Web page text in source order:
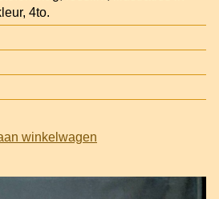
4to.
winkelwagen